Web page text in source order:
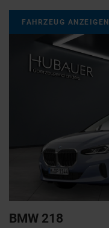
FAHRZEUG ANZEIGEN
BMW 218